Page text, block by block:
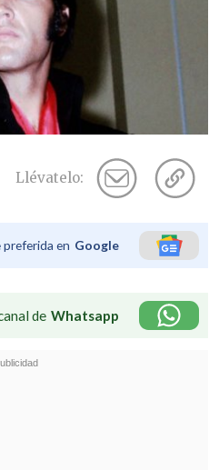
Llévatelo:
en Google
de Whatsapp